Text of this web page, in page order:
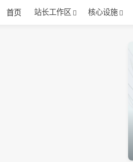
首页 站长工作区 核心设施